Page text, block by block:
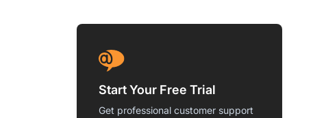
Start Your Free Trial
Get professional customer support